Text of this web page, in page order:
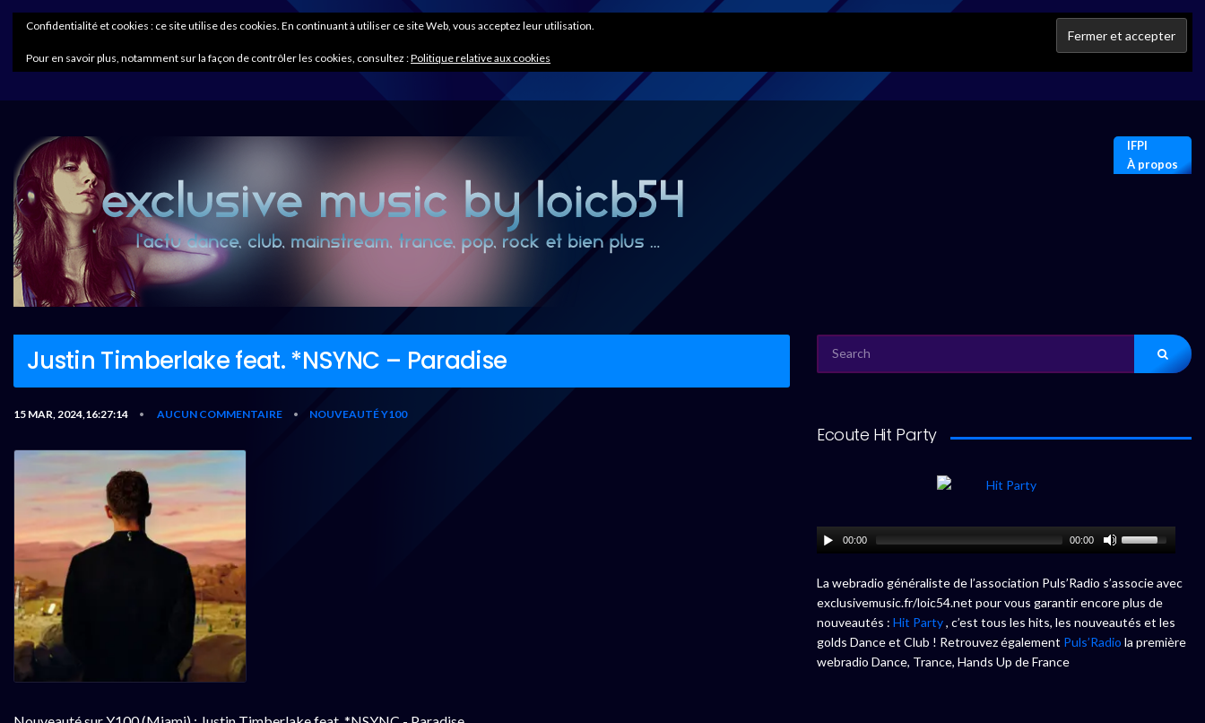
IFPI
À propos
Justin Timberlake feat. *NSYNC – Paradise
15 MAR, 2024,16:27:14 • AUCUN COMMENTAIRE • NOUVEAUTÉ Y100
FOR:
Ecoute Hit Party
00:00 00:00
La webradio généraliste de l’association Puls’Radio s’associe avec
exclusivemusic.fr/loic54.net pour vous garantir encore plus de
nouveautés : Hit Party, c’est tous les hits, les nouveautés et les
golds Dance et Club ! Retrouvez également Puls’Radio la première
webradio Dance, Trance, Hands Up de France
Confidentialité et cookies : ce site utilise des cookies. En continuant à utiliser ce site Web, vous acceptez leur utilisation.
Pour en savoir plus, notamment sur la façon de contrôler les cookies, consultez :Politique relative aux cookies